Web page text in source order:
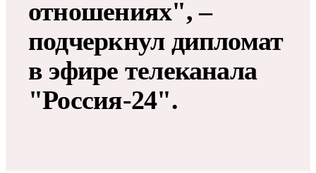
отношениях", –
подчеркнул дипломат
в эфире телеканала
"Россия-24".